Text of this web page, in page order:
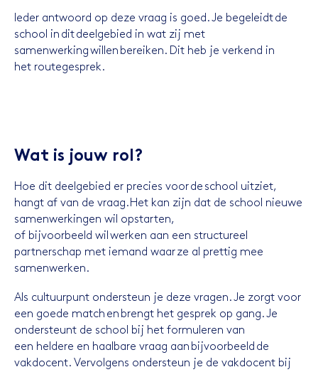
Ieder antwoord op deze vraag is goed. Je begeleidt de
school in dit deelgebied in wat zij met
samenwerking willen bereiken. Dit heb je verkend in
het routegesprek.
Wat is jouw rol?
Hoe dit deelgebied er precies voor de school uitziet,
hangt af van de vraag. Het kan zijn dat de school nieuwe
samenwerkingen wil opstarten,
of bijvoorbeeld wil werken aan een structureel
partnerschap met iemand waar ze al prettig mee
samenwerken.
Als cultuurpunt ondersteun je deze vragen. Je zorgt voor
een goede match en brengt het gesprek op gang. Je
ondersteunt de school bij het formuleren van
een heldere en haalbare vraag aan bijvoorbeeld de
vakdocent. Vervolgens ondersteun je de vakdocent bij